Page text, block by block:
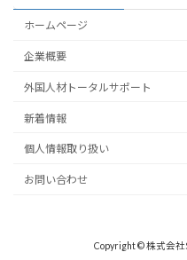
ホームページ
企業概要
外国人材トータルサポート
新着情報
個人情報取り扱い
お問い合わせ
Copyright © 株式会社